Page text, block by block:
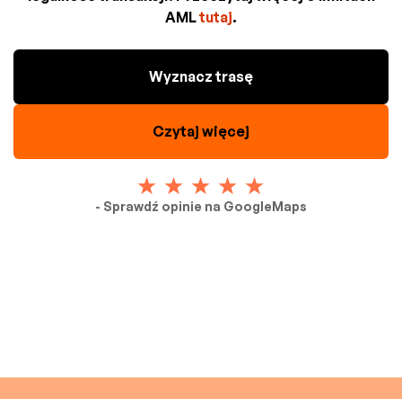
AMLtutaj.
Wyznacz trasę
Czytaj więcej
- Sprawdź opinie na GoogleMaps